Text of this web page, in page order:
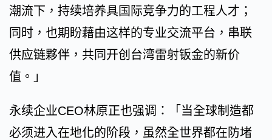
潮流下，持续培养具国际竞争力的工程人才；
同时，也期盼藉由这样的专业交流平台，串联
供应链夥伴，共同开创台湾雷射钣金的新价
值。」
永续企业CEO林原正也强调：「当全球制造都
必须进入在地化的阶段，虽然全世界都在防堵